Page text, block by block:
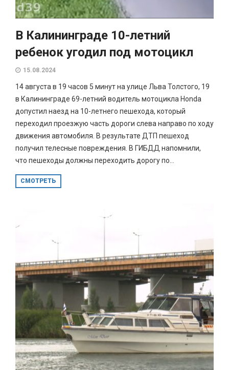
В Калининграде 10-летний
ребенок угодил под мотоцикл
15.08.2024
14 августа в 19 часов 5 минут на улице Льва Толстого, 19
в Калининграде 69-летний водитель мотоцикла Honda
допустил наезд на 10-летнего пешехода, который
переходил проезжую часть дороги слева направо по ходу
движения автомобиля. В результате ДТП пешеход
получил телесные повреждения. В ГИБДД напомнили,
что пешеходы должны переходить дорогу по...
СМОТРЕТЬ